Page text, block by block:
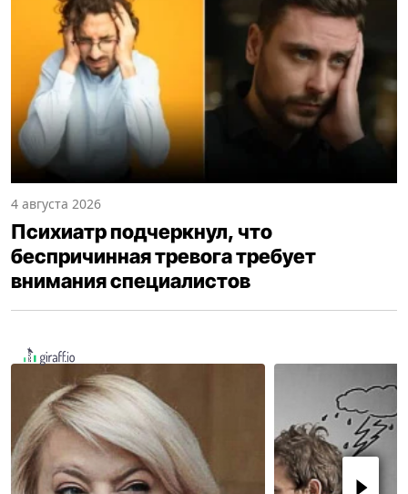
4 августа 2026
Психиатр подчеркнул, что
беспричинная тревога требует
внимания специалистов